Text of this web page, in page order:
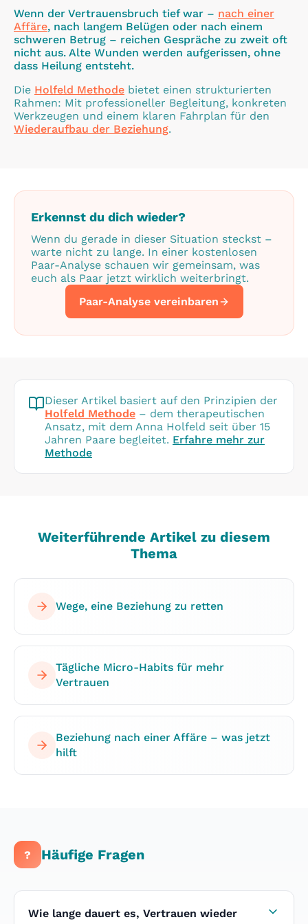
Wenn der Vertrauensbruch tief war – nach einer
Affäre, nach langem Belügen oder nach einem
schweren Betrug – reichen Gespräche zu zweit oft
nicht aus. Alte Wunden werden aufgerissen, ohne
dass Heilung entsteht.
Die Holfeld Methode bietet einen strukturierten
Rahmen: Mit professioneller Begleitung, konkreten
Werkzeugen und einem klaren Fahrplan für den
Wiederaufbau der Beziehung.
Erkennst du dich wieder?
Wenn du gerade in dieser Situation steckst –
warte nicht zu lange. In einer kostenlosen
Paar-Analyse schauen wir gemeinsam, was
euch als Paar jetzt wirklich weiterbringt.
Paar-Analyse vereinbaren
Dieser Artikel basiert auf den Prinzipien der
Holfeld Methode – dem therapeutischen
Ansatz, mit dem Anna Holfeld seit über 15
Jahren Paare begleitet. Erfahre mehr zur
Methode
Weiterführende Artikel zu diesem
Thema
Wege, eine Beziehung zu retten
Tägliche Micro-Habits für mehr
Vertrauen
Beziehung nach einer Affäre – was jetzt
hilft
? Häufige Fragen
Wie lange dauert es, Vertrauen wieder